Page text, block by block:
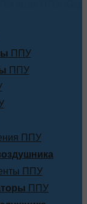
ППУ
ППУ
ППУ
ППУ
ППУ